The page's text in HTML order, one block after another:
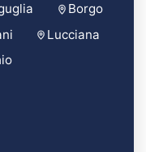
Borgo
Lucciana